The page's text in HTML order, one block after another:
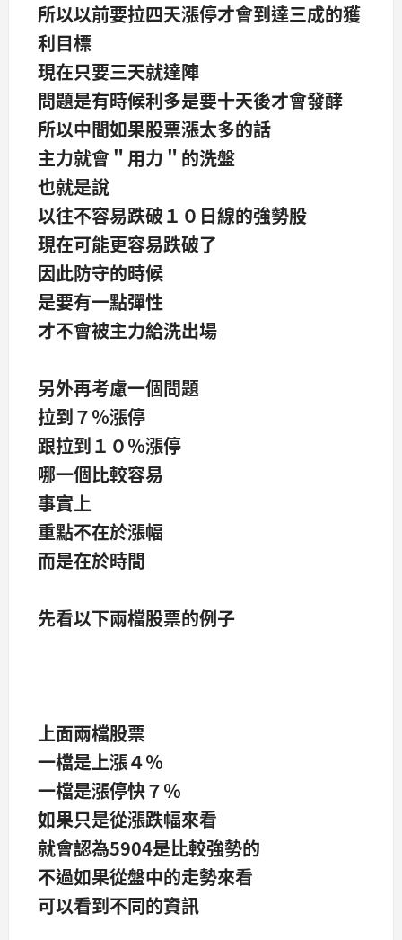
所以以前要拉四天漲停才會到達三成的獲
利目標
現在只要三天就達陣
問題是有時候利多是要十天後才會發酵
所以中間如果股票漲太多的話
主力就會＂用力＂的洗盤
也就是說
以往不容易跌破１０日線的強勢股
現在可能更容易跌破了
因此防守的時候
是要有一點彈性
才不會被主力給洗出場
另外再考慮一個問題
拉到７％漲停
跟拉到１０％漲停
哪一個比較容易
事實上
重點不在於漲幅
而是在於時間
先看以下兩檔股票的例子
上面兩檔股票
一檔是上漲４％
一檔是漲停快７％
如果只是從漲跌幅來看
就會認為5904是比較強勢的
不過如果從盤中的走勢來看
可以看到不同的資訊